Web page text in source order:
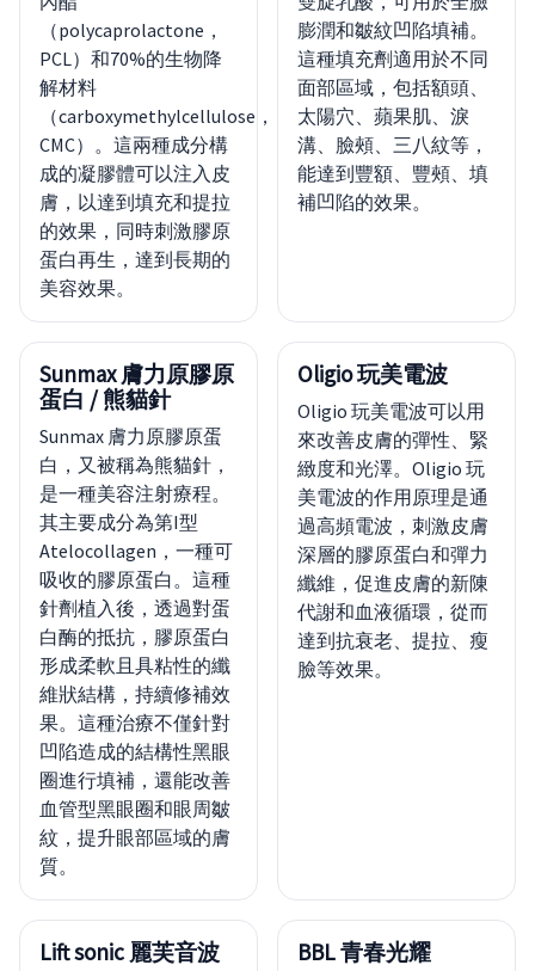
（polycaprolactone，
PCL）和70%的生物降
解材料
（carboxymethylcellulose，
CMC）。這兩種成分構
成的凝膠體可以注入皮
膚，以達到填充和提拉
的效果，同時刺激膠原
蛋白再生，達到長期的
美容效果。
膨潤和皺紋凹陷填補。
這種填充劑適用於不同
面部區域，包括額頭、
太陽穴、蘋果肌、淚
溝、臉頰、三八紋等，
能達到豐額、豐頰、填
補凹陷的效果。
Sunmax 膚力原膠原
蛋白 / 熊貓針
Sunmax 膚力原膠原蛋
白，又被稱為熊貓針，
是一種美容注射療程。
其主要成分為第I型
Atelocollagen，一種可
吸收的膠原蛋白。這種
針劑植入後，透過對蛋
白酶的抵抗，膠原蛋白
形成柔軟且具粘性的纖
維狀結構，持續修補效
果。這種治療不僅針對
凹陷造成的結構性黑眼
圈進行填補，還能改善
血管型黑眼圈和眼周皺
紋，提升眼部區域的膚
質。
Oligio 玩美電波
Oligio 玩美電波可以用
來改善皮膚的彈性、緊
緻度和光澤。Oligio 玩
美電波的作用原理是通
過高頻電波，刺激皮膚
深層的膠原蛋白和彈力
纖維，促進皮膚的新陳
代謝和血液循環，從而
達到抗衰老、提拉、瘦
臉等效果。
Lift sonic 麗芙音波 BBL 青春光耀